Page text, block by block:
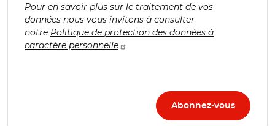
Pour en savoir plus sur le traitement de vos
données nous vous invitons à consulter
notre Politique de protection des données à
caractère personnelle